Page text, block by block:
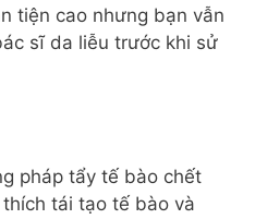
tiện cao nhưng bạn vẫn
sĩ da liễu trước khi sử
pháp tẩy tế bào chết
tái tạo tế bào và